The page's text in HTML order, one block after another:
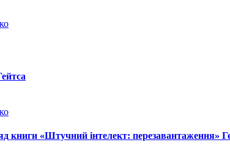
книги «Штучний інтелект: перезавантаження»